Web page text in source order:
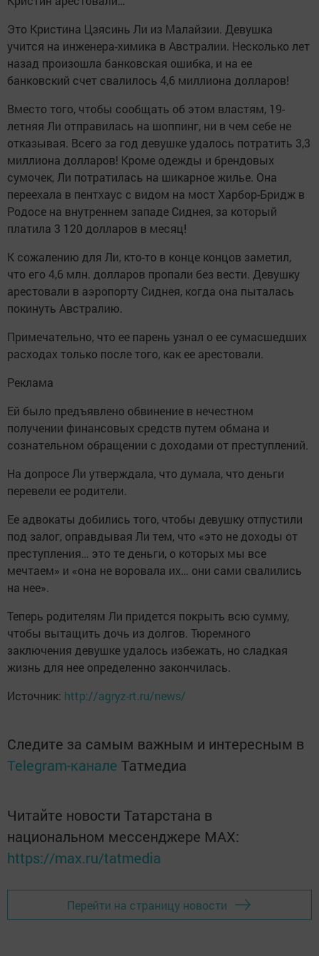
Это Кристина Цзясинь Ли из Малайзии. Девушка
учится на инженера-химика в Австралии. Несколько лет
назад произошла банковская ошибка, и на ее
банковский счет свалилось 4,6 миллиона долларов!
Вместо того, чтобы сообщать об этом властям, 19-
летняя Ли отправилась на шоппинг, ни в чем себе не
отказывая. Всего за год девушке удалось потратить 3,3
миллиона долларов! Кроме одежды и брендовых
сумочек, Ли потратилась на шикарное жилье. Она
переехала в пентхаус с видом на мост Харбор-Бридж в
Родосе на внутреннем западе Сиднея, за который
платила 3 120 долларов в месяц!
К сожалению для Ли, кто-то в конце концов заметил,
что его 4,6 млн. долларов пропали без вести. Девушку
арестовали в аэропорту Сиднея, когда она пыталась
покинуть Австралию.
Примечательно, что ее парень узнал о ее сумасшедших
расходах только после того, как ее арестовали.
Реклама
Ей было предъявлено обвинение в нечестном
получении финансовых средств путем обмана и
сознательном обращении с доходами от преступлений.
На допросе Ли утверждала, что думала, что деньги
перевели ее родители.
Ее адвокаты добились того, чтобы девушку отпустили
под залог, оправдывая Ли тем, что «это не доходы от
преступления… это те деньги, о которых мы все
мечтаем» и «она не воровала их… они сами свалились
на нее».
Теперь родителям Ли придется покрыть всю сумму,
чтобы вытащить дочь из долгов. Тюремного
заключения девушке удалось избежать, но сладкая
жизнь для нее определенно закончилась.
Источник: http://agryz-rt.ru/news/
Следите за самым важным и интересным в
Telegram-канале Татмедиа
Читайте новости Татарстана в
национальном мессенджере MАХ:
https://max.ru/tatmedia
Перейти на страницу новости